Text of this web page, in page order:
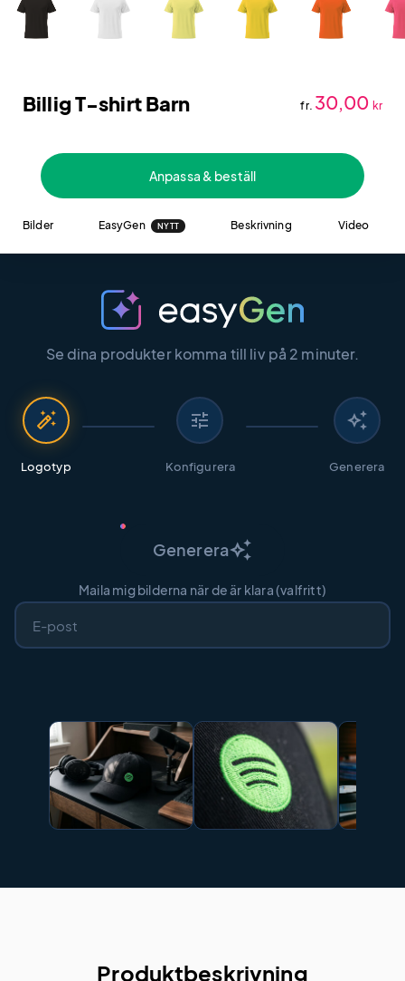
Billig T-shirt Barn fr. 30,00 kr
Anpassa & beställ
Bilder EasyGen NYTT Beskrivning Video
Se dina produkter komma till liv på 2 minuter.
auto_fix_high
Logotyp
tune
Konfigurera
auto_awesome
Generera
Genereraauto_awesome
Maila mig bilderna när de är klara (valfritt)
Produktbeskrivning